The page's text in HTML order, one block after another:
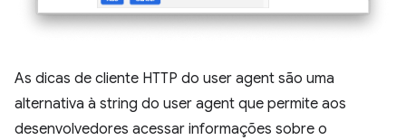
As dicas de cliente HTTP do user agent são uma
alternativa à string do user agent que permite aos
desenvolvedores acessar informações sobre o